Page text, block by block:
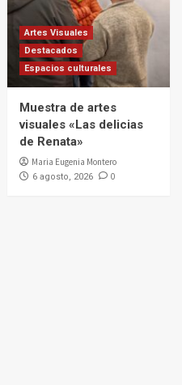
Artes Visuales
Destacados
Espacios culturales
Muestra de artes
visuales «Las delicias
de Renata»
Maria Eugenia Montero
6 agosto, 2026 0